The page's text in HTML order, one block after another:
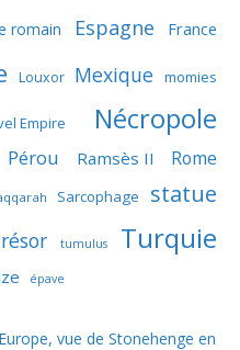
romain Espagne France
Louxor Mexique momies
Empire Nécropole
Pérou Ramsès II Rome
Sarcophage statue
tumulus Turquie
épave